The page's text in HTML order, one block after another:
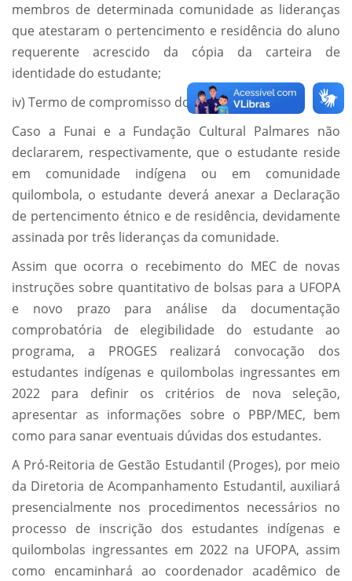
membros de determinada comunidade as lideranças
que atestaram o pertencimento e residência do aluno
requerente acrescido da cópia da carteira de
identidade do estudante;
iv) Termo de compromisso do bolsista.
Caso a Funai e a Fundação Cultural Palmares não
declararem, respectivamente, que o estudante reside
em comunidade indígena ou em comunidade
quilombola, o estudante deverá anexar a Declaração
de pertencimento étnico e de residência, devidamente
assinada por três lideranças da comunidade.
Assim que ocorra o recebimento do MEC de novas
instruções sobre quantitativo de bolsas para a UFOPA
e novo prazo para análise da documentação
comprobatória de elegibilidade do estudante ao
programa, a PROGES realizará convocação dos
estudantes indígenas e quilombolas ingressantes em
2022 para definir os critérios de nova seleção,
apresentar as informações sobre o PBP/MEC, bem
como para sanar eventuais dúvidas dos estudantes.
A Pró-Reitoria de Gestão Estudantil (Proges), por meio
da Diretoria de Acompanhamento Estudantil, auxiliará
presencialmente nos procedimentos necessários no
processo de inscrição dos estudantes indígenas e
quilombolas ingressantes em 2022 na UFOPA, assim
como encaminhará ao coordenador acadêmico de